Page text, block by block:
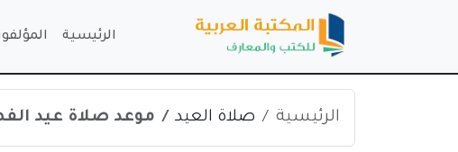
الرئيسية
الرئيسية صلاة العيد موعد صلاة عيد الفطر 2022 في بلدية